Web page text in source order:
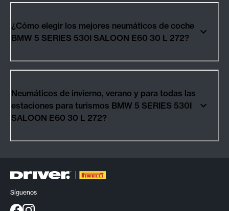
¿Cómo elegir los mejores neumáticos de coche
BMW 5 SERIES 530I SALOON E60 30 L 272?
Neumáticos de invierno, verano y para todas las
estaciones para turismos BMW 5 SERIES 530I
SALOON E60 30 L 272?
Síguenos